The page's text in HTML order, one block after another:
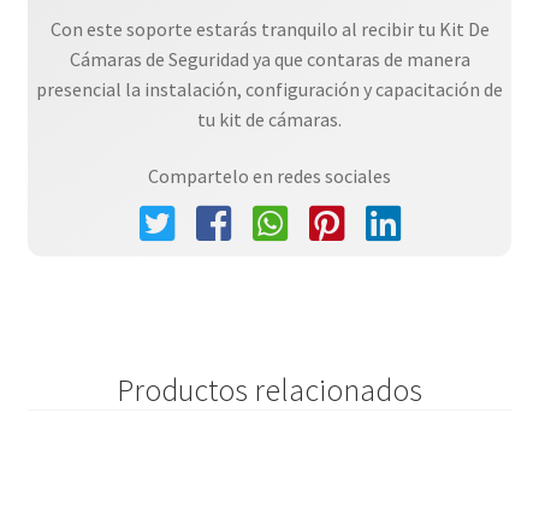
Con este soporte estarás tranquilo al recibir tu Kit De
Cámaras de Seguridad ya que contaras de manera
presencial la instalación, configuración y capacitación de
tu kit de cámaras.
Compartelo en redes sociales
Productos relacionados